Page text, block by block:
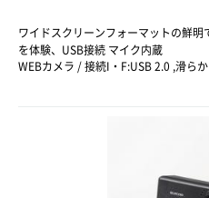
ワイドスクリーンフォーマットの鮮
を体験、USB接続 マイク内蔵
WEBカメラ / 接続I・F:USB 2.0 ,滑ら